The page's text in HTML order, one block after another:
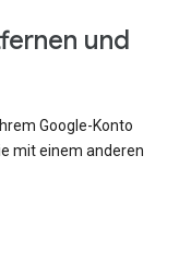
und
Google-Konto
mit einem anderen